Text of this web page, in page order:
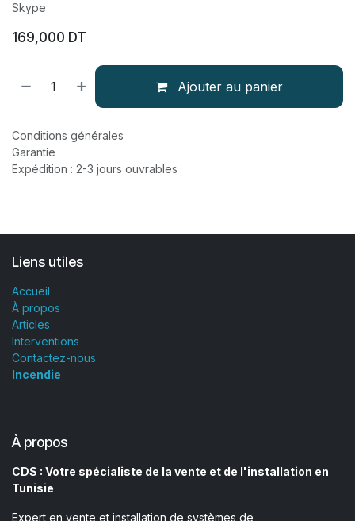
Skype
169,000 DT
Ajouter au panier
Conditions générales
Garantie
Expédition : 2-3 jours ouvrables
Liens utiles
Accueil
À propos
Articles
Interventions
Contactez-nous
Incendie
À propos
CDS : Votre spécialiste de la vente et de l'installation en
Tunisie
Expert en vente et installation de systèmes de